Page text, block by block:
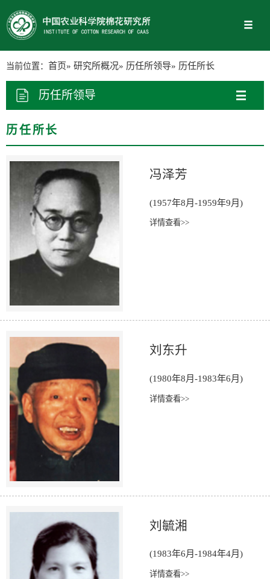
当前位置： 首页» 研究所概况» 历任所领导» 历任所长
历任所领导
历任所长
冯泽芳
(1957年8月-1959年9月)
详情查看>>
刘东升
(1980年8月-1983年6月)
详情查看>>
刘毓湘
(1983年6月-1984年4月)
详情查看>>